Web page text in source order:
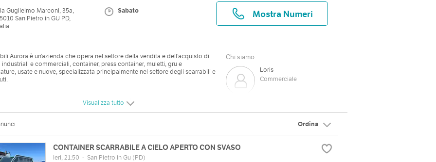
Guglielmo Marconi, 35a,
San Pietro in GU PD,
Sabato Mostra Numeri
Aurora è un’azienda che opera nel settore della vendita e dell’acquisto di
e commerciali, container, press container, muletti, gru e
usate e nuove, specializzata principalmente nel settore degli scarrabili e
Chi siamo
Loris
Commerciale
Commerciale
Elisa
Marconi, 35a, 35010 San
Mappa
Orari
Mer
08:00 - 12:00 | 14:00 - 18:30
Visualizza tutto
Ordina
CONTAINER SCARRABILE A CIELO APERTO CON SVASO
Ieri, 21:50 - San Pietro in Gu (PD)